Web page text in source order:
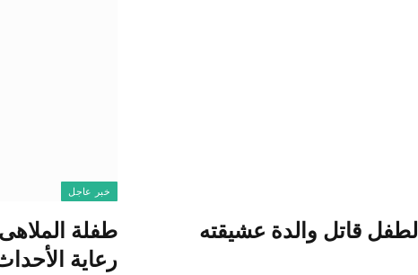
قاتل والدة عشيقته
خبر عاجل
طفلة
رعاية